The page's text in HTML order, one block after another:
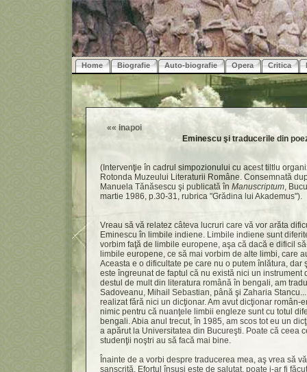
Home Biografie Auto-biografie Opera Critica
«« inapoi
Eminescu şi traducerile din
(Intervenţie în cadrul simpozionului cu acest tiltlu
Rotonda Muzeului Literaturii Române. Consemnată
Manuela Tănăsescu şi publicată în Manuscriptum,
martie 1986, p.30-31, rubrica "Grădina lui Akademus").
Vreau să vă relatez câteva lucruri care vă vor arăta
Eminescu în limbile indiene. Limbile indiene sunt
vorbim faţă de limbile europene, aşa că dacă e dificil
limbile europene, ce să mai vorbim de alte limbi, care
Aceasta e o dificultate pe care nu o putem înlătura, dar
este îngreunat de faptul că nu există nici un instrument
destul de mult din literatura română în bengali, am
Sadoveanu, Mihail Sebastian, până şi Zaharia
realizat fără nici un dicţionar. Am avut dicţionar român-
nimic pentru că nuanţele limbii engleze sunt cu totul
bengali. Abia anul trecut, în 1985, am scos tot eu un
a apărut la Universitatea din Bucureşti. Poate că ceea
studenţii noştri au să facă mai bine.
Înainte de a vorbi despre traducerea mea, aş vrea să
sanscrită. Efortul însuşi este de salutat, poate i-ar fi